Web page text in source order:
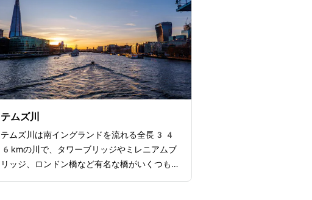
宝石が展示されており、その美しい輝きを眺め
られるだけでなく、王家の伝統や歴史、威厳を
感じることができます。ロンドン塔には他に
も、囚人の処刑場であった「ブラッディ・タワ
ー」や国王の冠婚葬祭の場として使われた「ホ
ワイト・タワー」など多くの見どころがあるの
で、ぜひ足を運んでみてください。
テムズ川
テムズ川は南イングランドを流れる全長34
6kmの川で、タワーブリッジやミレニアムブ
リッジ、ロンドン橋など有名な橋がいくつもか